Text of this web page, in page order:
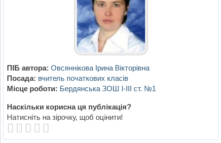
ПІБ автора: Овсяннікова Ірина Вікторівна
Посада: вчитель початкових класів
Місце роботи: Бердянська ЗОШ І-ІІІ ст. №1
Наскільки корисна ця публікація?
Натисніть на зірочку, щоб оцінити!